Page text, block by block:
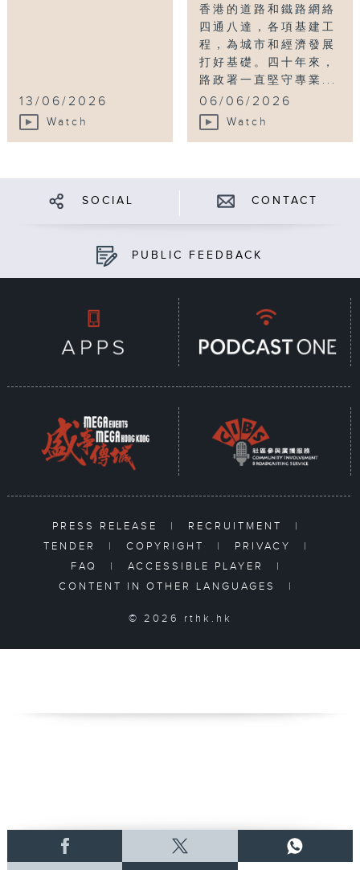
13/06/2026
Watch
香港的道路和鐵路網絡
四通八達，各項基建工
程，為城市和經濟發展
打好基礎。四十年來，
路政署一直堅守專業...
06/06/2026
Watch
SOCIAL CONTACT
PUBLIC FEEDBACK
PRESS RELEASE | RECRUITMENT
|
TENDER
| COPYRIGHT | PRIVACY
|
FAQ
| ACCESSIBLE PLAYER
|
CONTENT IN OTHER LANGUAGES
|
© 2026 rthk.hk